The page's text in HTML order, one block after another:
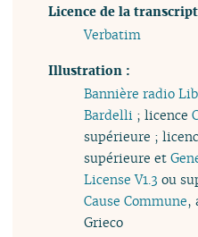
Licence de la
Verbatim
Illustration :
Bannière radio
Bardelli ; licence
supérieure ;
supérieure et
License V1.3 ou
Cause Commune,
Grieco